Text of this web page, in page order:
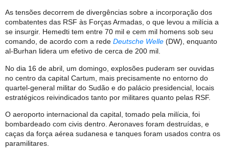
As tensões decorrem de divergências sobre a incorporação dos
combatentes das RSF às Forças Armadas, o que levou a milícia a
se insurgir. Hemedti tem entre 70 mil e cem mil homens sob seu
comando, de acordo com a rede Deutsche Welle (DW), enquanto
al-Burhan lidera um efetivo de cerca de 200 mil.
No dia 16 de abril, um domingo, explosões puderam ser ouvidas
no centro da capital Cartum, mais precisamente no entorno do
quartel-general militar do Sudão e do palácio presidencial, locais
estratégicos reivindicados tanto por militares quanto pelas RSF.
O aeroporto internacional da capital, tomado pela milícia, foi
bombardeado com civis dentro. Aeronaves foram destruídas, e
caças da força aérea sudanesa e tanques foram usados contra os
paramilitares.